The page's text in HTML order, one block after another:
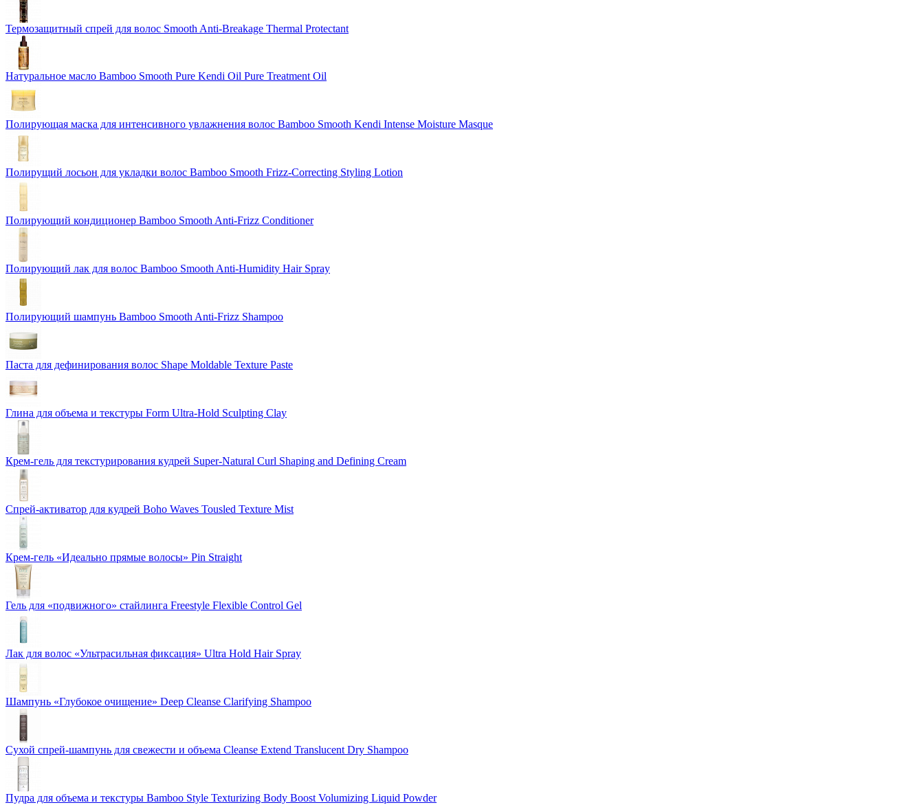
Термозащитный спрей для волос Smooth Anti-Breakage Thermal Protectant
Натуральное масло Bamboo Smooth Pure Kendi Oil Pure Treatment Oil
Полирующая маска для интенсивного увлажнения волос Bamboo Smooth Kendi Intense Moisture Masque
Полирущий лосьон для укладки волос Bamboo Smooth Frizz-Correcting Styling Lotion
Полирующий кондиционер Bamboo Smooth Anti-Frizz Conditioner
Полирующий лак для волос Bamboo Smooth Anti-Humidity Hair Spray
Полирующий шампунь Bamboo Smooth Anti-Frizz Shampoo
Паста для дефинирования волос Shape Moldable Texture Paste
Глина для объема и текстуры Form Ultra-Hold Sculpting Clay
Крем-гель для текстурирования кудрей Super-Natural Curl Shaping and Defining Cream
Спрей-активатор для кудрей Boho Waves Tousled Texture Mist
Крем-гель «Идеально прямые волосы» Pin Straight
Гель для «подвижного» стайлинга Freestyle Flexible Control Gel
Лак для волос «Ультрасильная фиксация» Ultra Hold Hair Spray
Шампунь «Глубокое очищение» Deep Cleanse Clarifying Shampoo
Сухой спрей-шампунь для свежести и объема Cleanse Extend Translucent Dry Shampoo
Пудра для объема и текстуры Bamboo Style Texturizing Body Boost Volumizing Liquid Powder